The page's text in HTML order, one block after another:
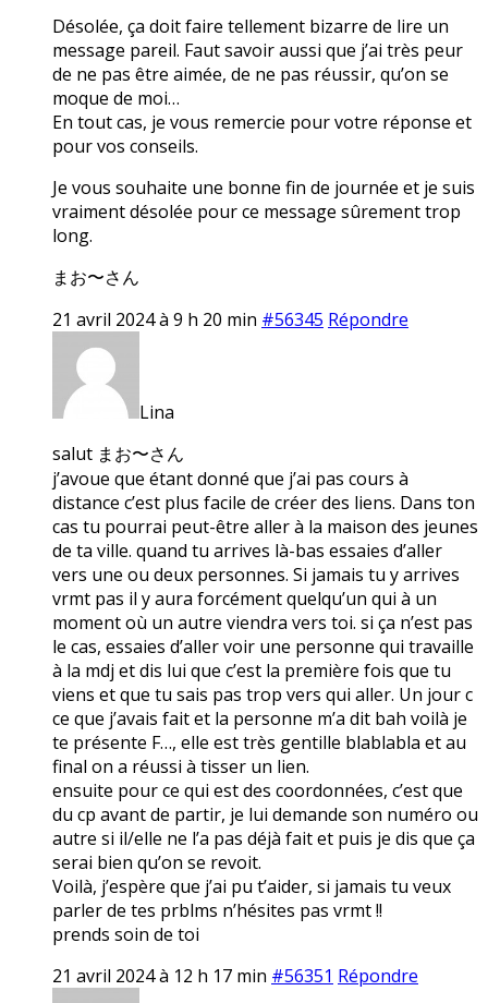
Désolée, ça doit faire tellement bizarre de lire un
message pareil. Faut savoir aussi que j’ai très peur
de ne pas être aimée, de ne pas réussir, qu’on se
moque de moi…
En tout cas, je vous remercie pour votre réponse et
pour vos conseils.
Je vous souhaite une bonne fin de journée et je suis
vraiment désolée pour ce message sûrement trop
long.
まお〜さん
21 avril 2024 à 9 h 20 min #56345 Répondre
Lina
salut まお〜さん
j’avoue que étant donné que j’ai pas cours à
distance c’est plus facile de créer des liens. Dans ton
cas tu pourrai peut-être aller à la maison des jeunes
de ta ville. quand tu arrives là-bas essaies d’aller
vers une ou deux personnes. Si jamais tu y arrives
vrmt pas il y aura forcément quelqu’un qui à un
moment où un autre viendra vers toi. si ça n’est pas
le cas, essaies d’aller voir une personne qui travaille
à la mdj et dis lui que c’est la première fois que tu
viens et que tu sais pas trop vers qui aller. Un jour c
ce que j’avais fait et la personne m’a dit bah voilà je
te présente F…, elle est très gentille blablabla et au
final on a réussi à tisser un lien.
ensuite pour ce qui est des coordonnées, c’est que
du cp avant de partir, je lui demande son numéro ou
autre si il/elle ne l’a pas déjà fait et puis je dis que ça
serai bien qu’on se revoit.
Voilà, j’espère que j’ai pu t’aider, si jamais tu veux
parler de tes prblms n’hésites pas vrmt !!
prends soin de toi
21 avril 2024 à 12 h 17 min #56351 Répondre